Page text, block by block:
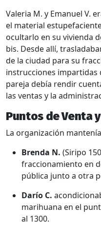
Valeria M. y Emanuel V.
el material
ocultarlo en su vivienda
bis. Desde allí,
de la ciudad para su
instrucciones impartidas
pareja debía rendir
las ventas y la
Puntos de Venta
La organización
Brenda N. (Siripo
fraccionamiento en
pública junto a otra
Darío C.
marihuana en el
al 1300.